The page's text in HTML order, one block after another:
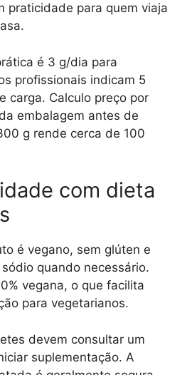
praticidade para quem viaja
é 3 g/dia para
profissionais indicam 5
carga. Calculo preço por
embalagem antes de
g rende cerca de 100
com dieta
é vegano, sem glúten e
quando necessário.
vegana, o que facilita
para vegetarianos.
devem consultar um
suplementação. A